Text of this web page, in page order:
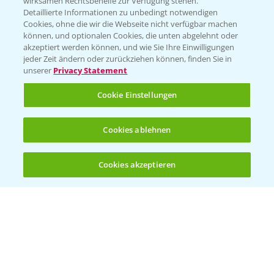
(noch 4)
Beratung auf WhatsApp
T.+49 (0)174 346 564 1
KONTAKT
Hilfe in Notfällen
+49 (0)214/30-20220
Detaillierte Informationen zu unbedingt notwendigen
Cookies, ohne die wir die Webseite nicht verfügbar machen
können, und optionalen Cookies, die unten abgelehnt oder
akzeptiert werden können, und wie Sie Ihre Einwilligungen
jeder Zeit ändern oder zurückziehen können, finden Sie in
unserer Privacy Statement
Cookie Einstellungen
Cookies ablehnen
Cookies akzeptieren